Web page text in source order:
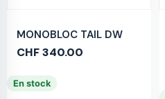
MONOBLOC TAIL DW
CHF340.00
En stock